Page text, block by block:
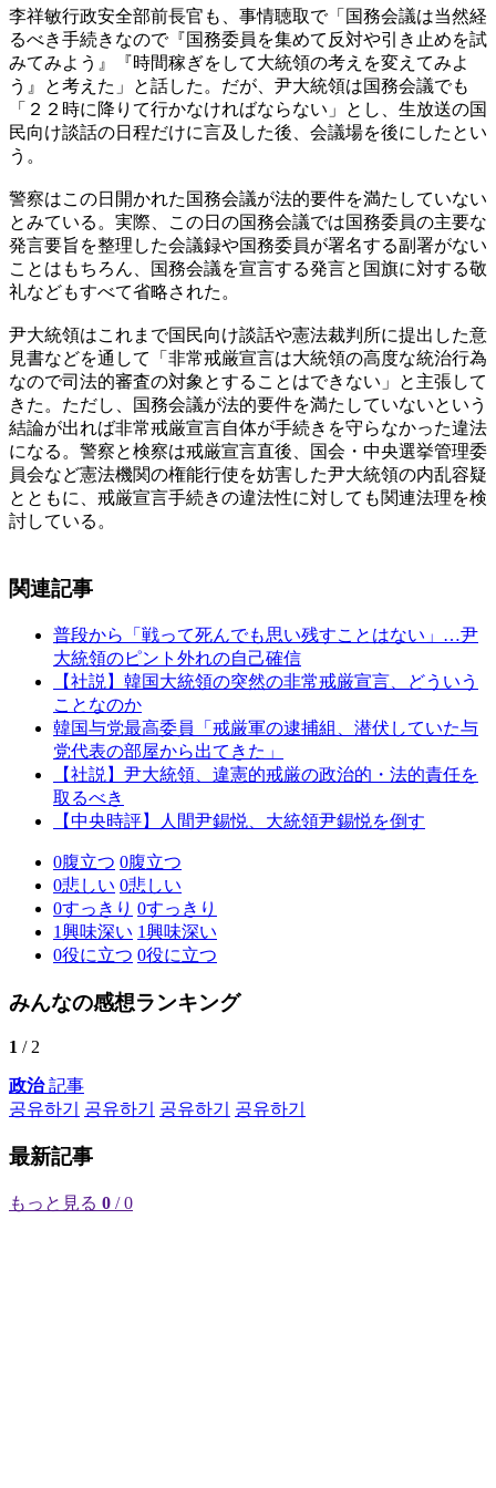
李祥敏行政安全部前長官も、事情聴取で「国務会議は当然経
るべき手続きなので『国務委員を集めて反対や引き止めを試
みてみよう』『時間稼ぎをして大統領の考えを変えてみよ
う』と考えた」と話した。だが、尹大統領は国務会議でも
「２２時に降りて行かなければならない」とし、生放送の国
民向け談話の日程だけに言及した後、会議場を後にしたとい
う。
警察はこの日開かれた国務会議が法的要件を満たしていない
とみている。実際、この日の国務会議では国務委員の主要な
発言要旨を整理した会議録や国務委員が署名する副署がない
ことはもちろん、国務会議を宣言する発言と国旗に対する敬
礼などもすべて省略された。
尹大統領はこれまで国民向け談話や憲法裁判所に提出した意
見書などを通して「非常戒厳宣言は大統領の高度な統治行為
なので司法的審査の対象とすることはできない」と主張して
きた。ただし、国務会議が法的要件を満たしていないという
結論が出れば非常戒厳宣言自体が手続きを守らなかった違法
になる。警察と検察は戒厳宣言直後、国会・中央選挙管理委
員会など憲法機関の権能行使を妨害した尹大統領の内乱容疑
とともに、戒厳宣言手続きの違法性に対しても関連法理を検
討している。
関連記事
普段から「戦って死んでも思い残すことはない」…尹
大統領のピント外れの自己確信
【社説】韓国大統領の突然の非常戒厳宣言、どういう
ことなのか
韓国与党最高委員「戒厳軍の逮捕組、潜伏していた与
党代表の部屋から出てきた」
【社説】尹大統領、違憲的戒厳の政治的・法的責任を
取るべき
【中央時評】人間尹錫悦、大統領尹錫悦を倒す
0腹立つ 0腹立つ
0悲しい 0悲しい
0すっきり 0すっきり
1興味深い 1興味深い
0役に立つ 0役に立つ
みんなの感想ランキング
1 / 2
政治記事
공유하기
공유하기 공유하기 공유하기
最新記事
もっと見る 0 / 0